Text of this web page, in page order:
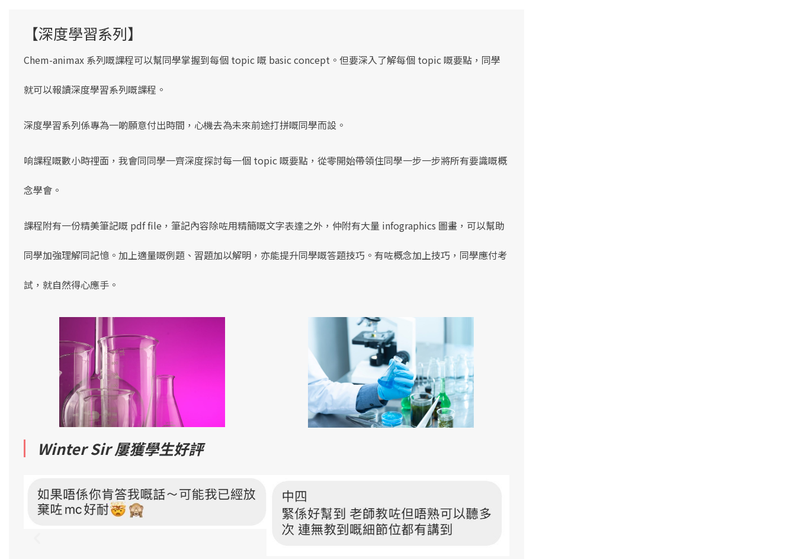
【深度學習系列】
Chem-animax 系列嘅課程可以幫同學掌握到每個 topic 嘅 basic concept。但要深入了解每個 topic 嘅要點，同學
就可以報讀深度學習系列嘅課程。
深度學習系列係專為一啲願意付出時間，心機去為未來前途打拼嘅同學而設。
响課程嘅數小時𥚃面，我會同同學一齊深度探討每一個 topic 嘅要點，從零開始帶領住同學一步一步將所有要識嘅概
念學會。
課程附有一份精美筆記嘅 pdf file，筆記內容除咗用精簡嘅文字表達之外，仲附有大量 infographics 圖畫，可以幫助
同學加強理解同記憶。加上適量嘅例題、習題加以解明，亦能提升同學嘅答題技巧。有咗概念加上技巧，同學應付考
試，就自然得心應手。
Winter Sir 屢獲學生好評